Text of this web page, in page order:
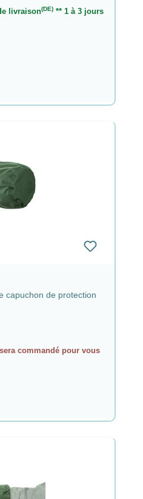
livraison(DE)** 1 à 3 jours
capuchon de protection
commandé pour vous